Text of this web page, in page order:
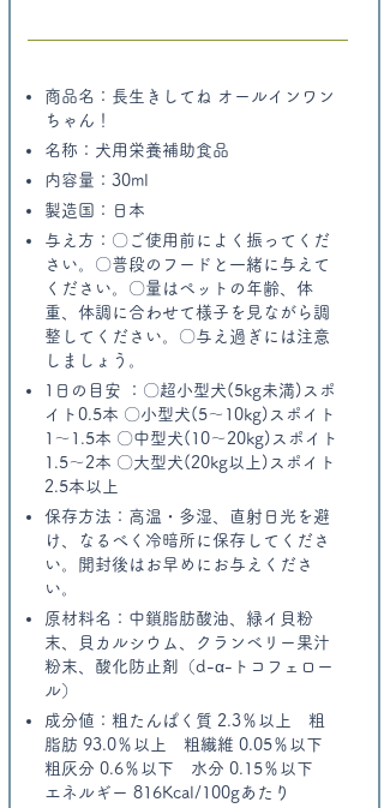
商品名：長生きしてね オールインワン
ちゃん！
​名称：犬用栄養補助食品
​内容量：30ml
​製造国：日本
​与え方：〇ご使用前によく振ってくだ
さい。〇普段のフードと一緒に与えて
ください。〇量はペットの年齢、体
重、体調に合わせて様子を見ながら調
整してください。〇与え過ぎには注意
しましょう。
​1日の目安 ：〇超小型犬(5kg未満)スポ
イト0.5本 〇小型犬(5～10kg)スポイト
1～1.5本 〇中型犬(10～20kg)スポイト
1.5～2本 〇大型犬(20kg以上)スポイト
2.5本以上
保存方法：高温・多湿、直射日光を避
け、なるべく冷暗所に保存してくださ
い。開封後はお早めにお与えくださ
い。
原材料名：中鎖脂肪酸油、緑イ貝粉
末、貝カルシウム、クランベリー果汁
粉末、酸化防止剤（d-α-トコフェロー
ル）​
成分値：粗たんぱく質 2.3％以上 粗
脂肪 93.0％以上 粗繊維 0.05％以下
粗灰分 0.6％以下 水分 0.15％以下
エネルギー 816Kcal/100gあたり